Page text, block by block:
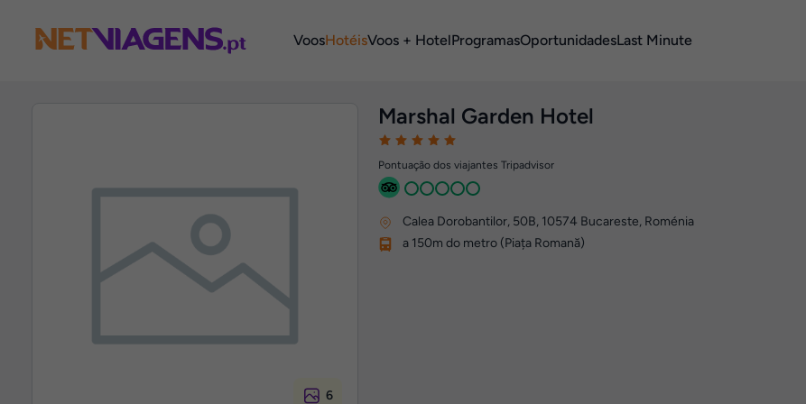
VoosHotéisVoos + HotelProgramasOportunidadesLast Minute
6
Marshal Garden Hotel
Pontuação dos viajantes Tripadvisor
Calea Dorobantilor, 50B, 10574 Bucareste, Roménia
a 150m do metro (Piața Romană)